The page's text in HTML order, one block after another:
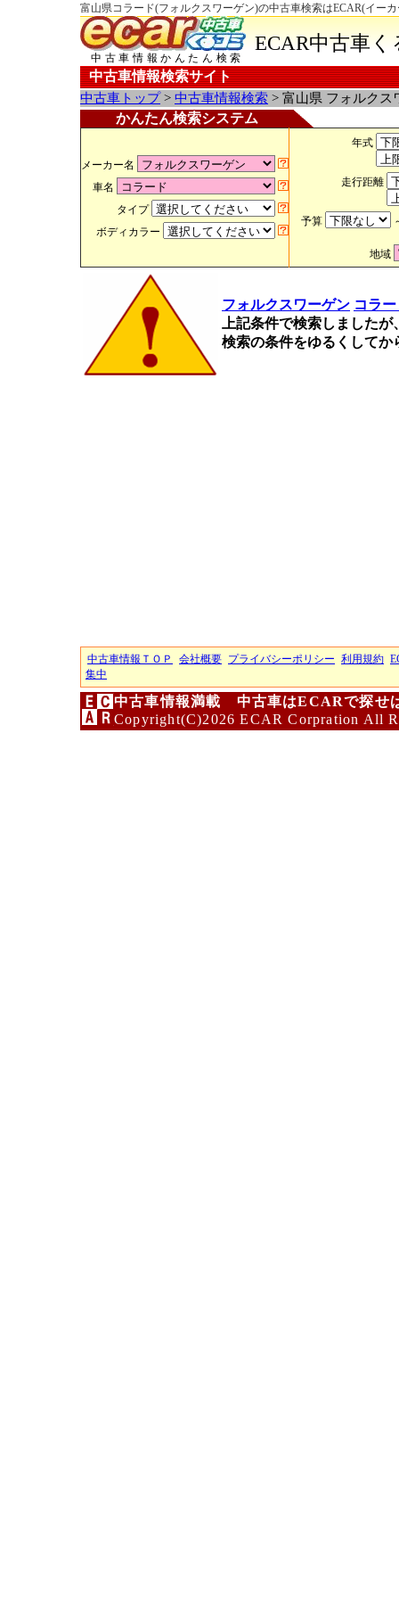
富山県コラード(フォルクスワーゲン)の中古車検索はECAR(イー
中古車情報かんたん検索
ECAR中古車
中古車情報検索サイト
中古車トップ> 中古車情報検索 > 富山県 フォルクス
かんたん検索システム
メーカー名
車名
タイプ
ボディカラー
年式
走行距離
予算
地域
フォルクスワーゲン コラ
上記条件で検索しました
検索の条件をゆるくして
中古車情報ＴＯＰ 会社概要 プライバシーポリシー 利用規約
集中
中古車情報満載 中古車はECARで探せ
Copyright(C)2026 ECAR Corpration All